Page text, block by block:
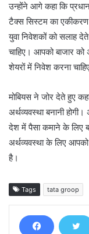
उन्होंने आगे कहा कि
टैक्स सिस्टम का एकीकरण
युवा निवेशकों को सलाह
चाहिए। आपको बाजार
शेयरों में निवेश करना
मोबियस ने जोर देते हुए
अर्थव्यवस्था बनानी
देश में पैसा कमाने के लिए
अर्थव्यवस्था के लिए
है।
Tags tata groop